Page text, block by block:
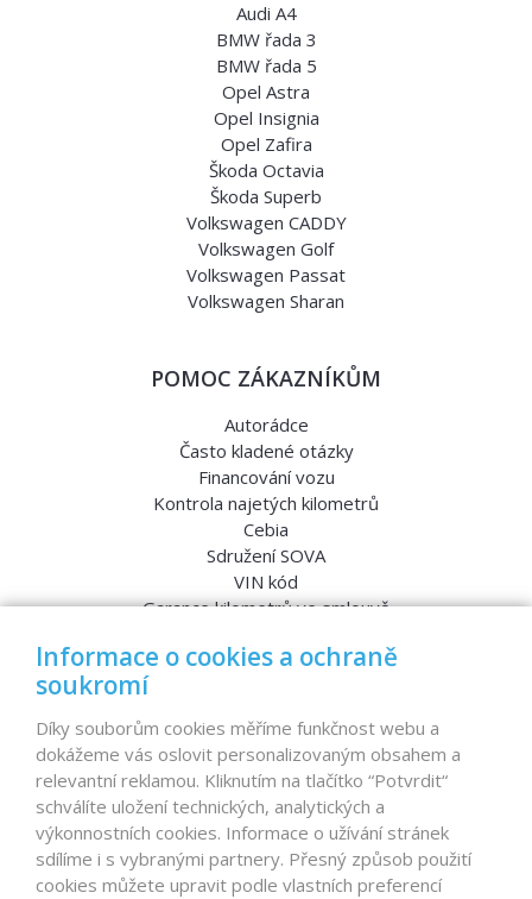
Audi A4
BMW řada 3
BMW řada 5
Opel Astra
Opel Insignia
Opel Zafira
Škoda Octavia
Škoda Superb
Volkswagen CADDY
Volkswagen Golf
Volkswagen Passat
Volkswagen Sharan
POMOC ZÁKAZNÍKŮM
Autorádce
Často kladené otázky
Financování vozu
Kontrola najetých kilometrů
Cebia
Sdružení SOVA
VIN kód
Garance kilometrů ve smlouvě
Nabídka vozů
Reference
Dovoz aut na míru – pro koho je určen?
Garanční program
Prodat auto
Finance
Informace o cookies a ochraně
soukromí
Díky souborům cookies měříme funkčnost webu a
dokážeme vás oslovit personalizovaným obsahem a
relevantní reklamou. Kliknutím na tlačítko “Potvrdit“
schválíte uložení technických, analytických a
výkonnostních cookies. Informace o užívání stránek
sdílíme i s vybranými partnery. Přesný způsob použití
cookies můžete upravit podle vlastních preferencí